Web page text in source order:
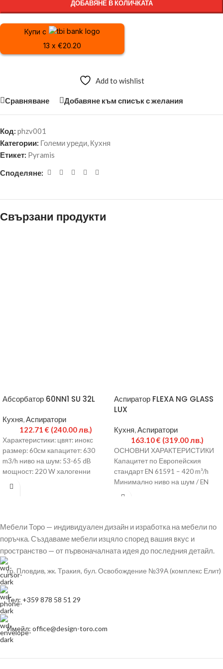
ДОБАВЯНЕ В КОЛИЧКАТА
Купи с
13 x €20.20
Add to wishlist
Сравняване Добавяне към списък с желания
Код: phzv001
Категории: Големи уреди, Кухня
Етикет: Pyramis
Споделяне:
Свързани продукти
Абсорбатор 60NN1 SU 32L
Кухня,Аспиратори
122.71 € (240.00 лв.)
Характеристики: цвят: инокс
размер: 60см капацитет: 630
m3/h ниво на шум: 53-65 dB
мощност: 220 W халогенни
лампи push бутони
Аспиратор FLEXA NG GLASS
LUX
Кухня,Аспиратори
163.10€ (319.00 лв.)
ОСНОВНИ ХАРАКТЕРИСТИКИ
Капацитет по Европейския
стандарт EN 61591 – 420 m³/h
Минимално ниво на шум / EN
60704-3 / –
Мебели Торо — индивидуален дизайн и изработка на мебели по
поръчка. Създаваме мебели изцяло според вашия вкус и
пространство — от първоначалната идея до последния детайл.
гр. Пловдив, жк. Тракия, бул. Освобождение №39А (комплекс Елит)
Тел: +359 878 58 51 29
Имейл: office@design-toro.com